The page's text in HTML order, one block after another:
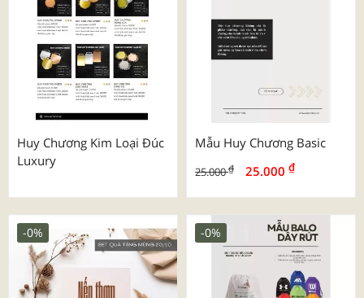
Huy Chương Kim Loại Đúc
Luxury
Mẫu Huy Chương Basic
25.000₫ 25.000 ₫
-0% -0%